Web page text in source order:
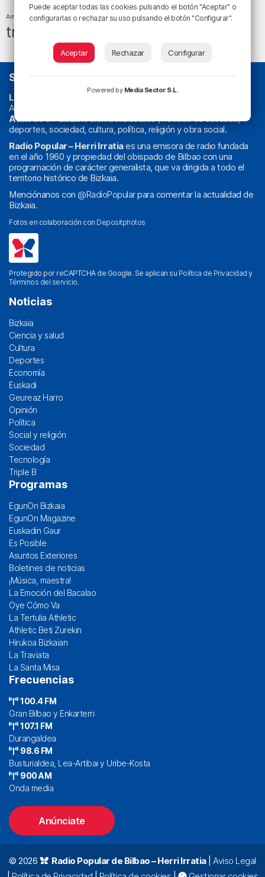
Arriaga tiempotiempo atmosféricotráfico
tráfico en Bizkaia
SOBRE NOSOTROS
La radio sin cadenas
. Desde 1960 haciendo radio en Bilbao.
Actualidad y
Athletic
deportes, sociedad, cultura, política, religión y obra social.
Radio Popular – Herri Irratiaes una emisora de radio fundada
en el año 1960 y propiedad del obispado de Bilbao con una
programación de carácter generalista, que va dirigida a todo el
territorio histórico de Bizkaia.
Menciónanos con @RadioPopularpara comentar la actualidad de
Bizkaia.
Fotos en colaboración con Depositphotos
Protegido por reCAPTCHA de Google. Se aplican su Política de Privacidad y
Términos del servicio.
Noticias
Bizkaia
Ciencia y salud
Cultura
Deportes
Economía
Euskadi
Geureaz Harro
Opinión
Política
Social y religión
Sociedad
Tecnología
Triple B
Programas
EgunOn Bizkaia
EgunOn Magazine
Euskadin Gaur
Es Posible
Asuntos Exteriores
Boletines de noticias
¡Música, maestra!
La Emoción del Bacalao
Oye Cómo Va
La Tertulia Athletic
Athletic Beti Zurekin
Hirukoa Bizkaian
La Traviata
La Santa Misa
Frecuencias
100.4 FM
Gran Bilbao y Enkarterri
107.1 FM
Durangaldea
98.6 FM
Busturialdea, Lea-Artibai y Uribe-Kosta
900 AM
Onda media
Anúnciate
© 2026 Radio Popular de Bilbao – Herri Irratia| Aviso Legal
Puede aceptar todas las cookies pulsando el botón "Aceptar" o
configurarlas o rechazar su uso pulsando el botón "Configurar".
Aceptar Rechazar Configurar
Powered by Media Sector S.L.